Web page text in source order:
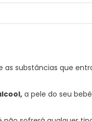
(FRAGRÂNCIA),
RECUTITA
as substâncias que
a pele do seu